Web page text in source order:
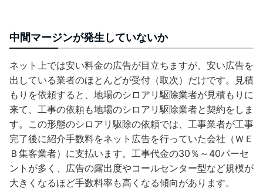
中間マージンが発生していないか
ネット上では安い料金の広告が目立ちますが、安い広告を
出している業者のほとんどが受付（取次）だけです。見積
もりを依頼すると、地場のシロアリ駆除業者が見積もりに
来て、工事の依頼も地場のシロアリ駆除業者と契約をしま
す。この形態のシロアリ駆除の依頼では、工事業者が工事
完了後に紹介手数料をネット広告を行っていた会社（ＷＥ
Ｂ集客業者）に支払います。工事代金の30％～40パーセ
ントが多く、広告の露出度やコールセンター型など規模が
大きくなるほど手数料率も高くなる傾向があります。